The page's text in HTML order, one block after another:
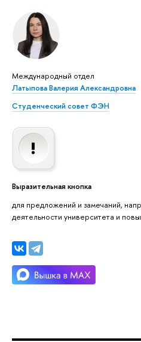
Международный отдел
Латыпова Валерия Александровна
Студенческий совет ФЭН
Выразительная кнопка
для предложений и замечаний,
деятельности университета и